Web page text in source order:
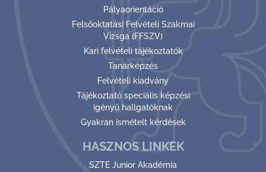
Pályaorientáció
Felsőoktatási Felvételi Szakmai
Vizsga (FFSZV)
Kari felvételi tájékoztatók
Tanárképzés
Felvételi kiadvány
Tájékoztató speciális képzési
igényű hallgatóknak
Gyakran ismételt kérdések
HASZNOS LINKEK
SZTE Junior Akadémia